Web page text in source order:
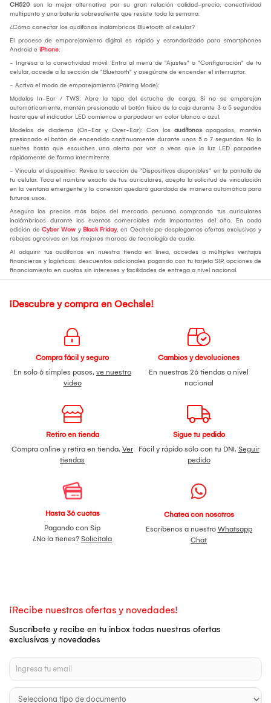
CH520 son la mejor alternativa por su gran relación calidad-precio, conectividad
multipunto y una batería sobresaliente que resiste toda la semana.
¿Cómo conectar los audífonos inalámbricos Bluetooth al celular?
El proceso de emparejamiento digital es rápido y estandarizado para smartphones
Android e iPhone:
- Ingresa a la conectividad móvil: Entra al menú de "Ajustes" o "Configuración" de tu
celular, accede a la sección de "Bluetooth" y asegúrate de encender el interruptor.
- Activa el modo de emparejamiento (Pairing Mode):
Modelos In-Ear / TWS: Abre la tapa del estuche de carga. Si no se emparejan
automáticamente, mantén presionado el botón físico de la caja durante 3 a 5 segundos
hasta que el indicador LED comience a parpadear en color blanco o azul.
Modelos de diadema (On-Ear y Over-Ear): Con los audífonos apagados, mantén
presionado el botón de encendido continuamente durante unos 5 o 7 segundos. No lo
sueltes hasta que escuches una alerta por voz o veas que la luz LED parpadee
rápidamente de forma intermitente.
- Vincula el dispositivo: Revisa la sección de "Dispositivos disponibles" en la pantalla de
tu celular. Toca el nombre exacto de tus auriculares, acepta la solicitud de vinculación
en la ventana emergente y la conexión quedará guardada de manera automática para
futuros usos.
Asegura los precios más bajos del mercado peruano comprando tus auriculares
inalámbricos durante los eventos comerciales más importantes del año. En cada
edición de Cyber Wow y Black Friday, en Oechsle.pe desplegamos ofertas exclusivas y
rebajas agresivas en las mejores marcas de tecnología de audio.
Al adquirir tus audífonos en nuestra tienda en línea, accedes a múltiples ventajas
financieras y logísticas: descuentos adicionales pagando con tu tarjeta SIP, opciones de
financiamiento en cuotas sin intereses y facilidades de entrega a nivel nacional.
¡Descubre y compra en Oechsle!
Compra fácil y seguro
En solo 6 simples pasos, ve nuestro
video
Cambios y devoluciones
En nuestras 26 tiendas a nivel
nacional
Retiro en tienda
Compra online y retira en tienda. Ver
tiendas
Sigue tu pedido
Fácil y rápido sólo con tu DNI. Seguir
pedido
Hasta 36 cuotas
Pagando con Sip
¿No la tienes? Solicítala
Chatea con nosotros
Escríbenos a nuestro Whatsapp
Chat
¡Recibe nuestras ofertas y novedades!
Suscríbete y recibe en tu inbox todas nuestras ofertas
exclusivas y novedades